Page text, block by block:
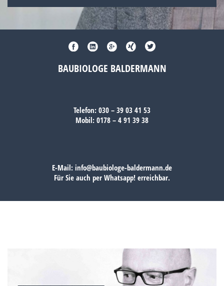
BAUBIOLOGE BALDERMANN
Telefon: 030 – 39 03 41 53
Mobil: 0178 – 4 91 39 38
E-Mail: info@baubiologe-baldermann.de
Für Sie auch per Whatsapp! erreichbar.